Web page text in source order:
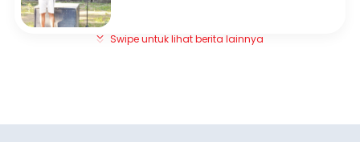
Swipe untuk lihat berita lainnya